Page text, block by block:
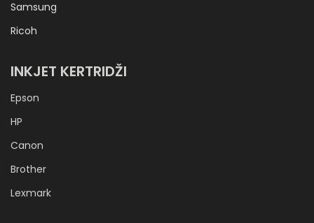
Samsung
Ricoh
INKJET KERTRIDŽI
Epson
HP
Canon
Brother
Lexmark